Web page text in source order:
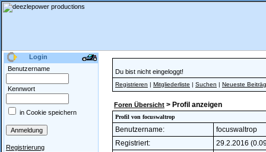
Login
Benutzername
Kennwort
in Cookie speichern
Registrierung
Du bist nicht eingeloggt!
Registrieren | Mitgliederliste | Suchen | Neueste
Foren Übersicht > Profil anzeigen
Profil von focuswaltrop
Benutzername:
focuswaltrop
Registriert:
29.2.2016